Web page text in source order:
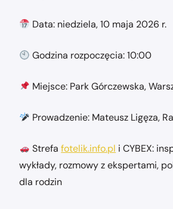
Data: niedziela, 10 maja 2026 r.
Godzina rozpoczęcia: 10:00
Miejsce: Park Górczewska,
Prowadzenie: Mateusz Ligęza,
Strefafotelik.info.pl i CYBEX:
wykłady, rozmowy z ekspertami,
dla rodzin